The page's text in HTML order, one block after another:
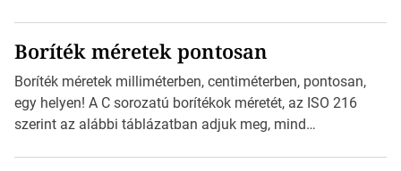
igazán foroghatnak a kreatív fogaskerekek, miközben
zajlik a saját címke készítése. Hogyan készítsünk címkét?
Válasszon méretet és alakot: Válassza ki a kívánt címke
méretét. Akár néhány […]
Boríték méretek pontosan
Boríték méretek milliméterben, centiméterben, pontosan,
egy helyen! A C sorozatú borítékok méretét, az ISO 216
szerint az alábbi táblázatban adjuk meg, mind